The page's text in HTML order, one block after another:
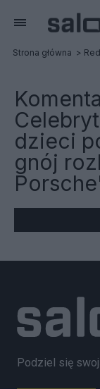
Strona główna
dzieci
gnój
Podziel się